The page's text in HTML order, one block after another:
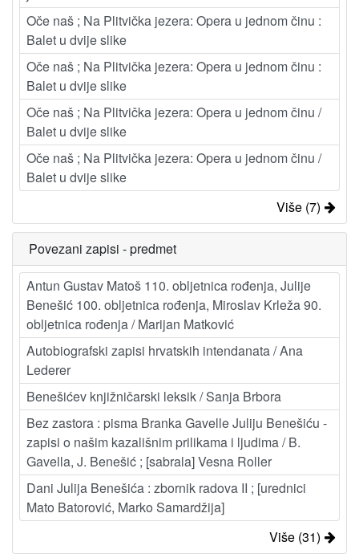
Oče naš ; Na Plitvička jezera: Opera u jednom činu :
Balet u dvije slike
Oče naš ; Na Plitvička jezera: Opera u jednom činu :
Balet u dvije slike
Oče naš ; Na Plitvička jezera: Opera u jednom činu /
Balet u dvije slike
Oče naš ; Na Plitvička jezera: Opera u jednom činu /
Balet u dvije slike
Više (7)
Povezani zapisi - predmet
Antun Gustav Matoš 110. obljetnica rođenja, Julije
Benešić 100. obljetnica rođenja, Miroslav Krleža 90.
obljetnica rođenja / Marijan Matković
Autobiografski zapisi hrvatskih intendanata / Ana
Lederer
Benešićev knjižničarski leksik / Sanja Brbora
Bez zastora : pisma Branka Gavelle Juliju Benešiću -
zapisi o našim kazališnim prilikama i ljudima / B.
Gavella, J. Benešić ; [sabrala] Vesna Roller
Dani Julija Benešića : zbornik radova II ; [urednici
Mato Batorović, Marko Samardžija]
Više (31)